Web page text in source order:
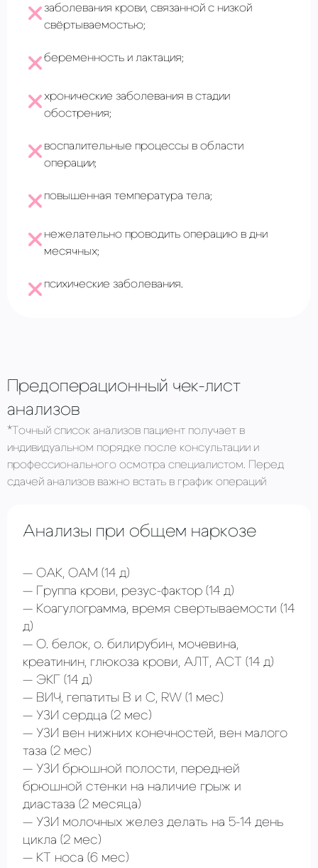
заболевания крови, связанной с низкой
свёртываемостью;
беременность и лактация;
хронические заболевания в стадии
обострения;
воспалительные процессы в области
операции;
повышенная температура тела;
нежелательно проводить операцию в дни
месячных;
психические заболевания.
Предоперационный чек-лист
анализов
*Точный список анализов пациент получает в
индивидуальном порядке после консультации и
профессионального осмотра специалистом. Перед
сдачей анализов важно встать в график операций
Анализы при общем наркозе
ОАК, ОАМ (14 д)
Группа крови, резус-фактор (14 д)
Коагулограмма, время свертываемости (14
д)
О. белок, о. билирубин, мочевина,
креатинин, глюкоза крови, АЛТ, АСТ (14 д)
ЭКГ (14 д)
ВИЧ, гепатиты В и С, RW (1 мес)
УЗИ сердца (2 мес)
УЗИ вен нижних конечностей, вен малого
таза (2 мес)
УЗИ брюшной полости, передней
брюшной стенки на наличие грыж и
диастаза (2 месяца)
УЗИ молочных желез делать на 5-14 день
цикла (2 мес)
КТ носа (6 мес)